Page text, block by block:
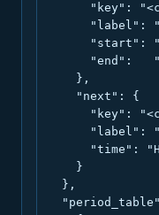
"key":
"label":
"start":
"end":
    },
    "next": {
"key":
"label":
"time":
    }
  },